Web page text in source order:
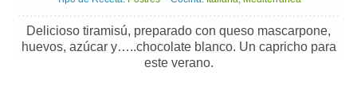
Delicioso tiramisú, preparado con queso mascarpone,
huevos, azúcar y…..chocolate blanco. Un capricho para
este verano.